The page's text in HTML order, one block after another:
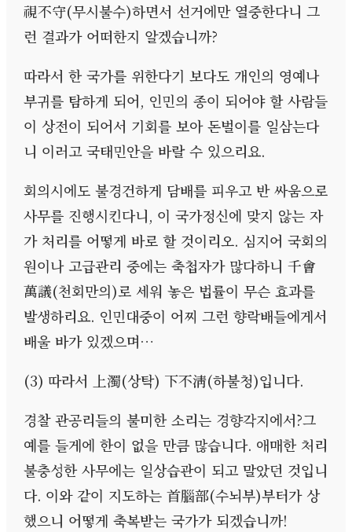
視不守(무시불수)하면서 선거에만 열중한다니 그
런 결과가 어떠한지 알겠습니까?
따라서 한 국가를 위한다기 보다도 개인의 영예나
부귀를 탐하게 되어, 인민의 종이 되어야 할 사람들
이 상전이 되어서 기회를 보아 돈벌이를 일삼는다
니 이러고 국태민안을 바랄 수 있으리요.
회의시에도 불경건하게 담배를 피우고 반 싸움으로
사무를 진행시킨다니, 이 국가정신에 맞지 않는 자
가 처리를 어떻게 바로 할 것이리오. 심지어 국회의
원이나 고급관리 중에는 축첩자가 많다하니 千會
萬議(천회만의)로 세워 놓은 법률이 무슨 효과를
발생하리요. 인민대중이 어찌 그런 향락배들에게서
배울 바가 있겠으며…
(3) 따라서 上濁(상탁) 下不淸(하불청)입니다.
경찰 관공리들의 불미한 소리는 경향각지에서?그
예를 들게에 한이 없을 만큼 많습니다. 애매한 처리
불충성한 사무에는 일상습관이 되고 말았던 것입니
다. 이와 같이 지도하는 首腦部(수뇌부)부터가 상
했으니 어떻게 축복받는 국가가 되겠습니까!